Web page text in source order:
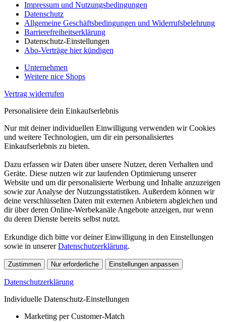
Impressum und Nutzungsbedingungen
Datenschutz
Allgemeine Geschäftsbedingungen und Widerrufsbelehrung
Barrierefreiheitserklärung
Datenschutz-Einstellungen
Abo-Verträge hier kündigen
Unternehmen
Weitere nice Shops
Vertrag widerrufen
Personalisiere dein Einkaufserlebnis
Nur mit deiner individuellen Einwilligung verwenden wir Cookies
und weitere Technologien, um dir ein personalisiertes
Einkaufserlebnis zu bieten.
Dazu erfassen wir Daten über unsere Nutzer, deren Verhalten und
Geräte. Diese nutzen wir zur laufenden Optimierung unserer
Website und um dir personalisierte Werbung und Inhalte anzuzeigen
sowie zur Analyse der Nutzungsstatistiken. Außerdem können wir
deine verschlüsselten Daten mit externen Anbietern abgleichen und
dir über deren Online-Werbekanäle Angebote anzeigen, nur wenn
du deren Dienste bereits selbst nutzt.
Erkundige dich bitte vor deiner Einwilligung in den Einstellungen
sowie in unsererDatenschutzerklärung.
Zustimmen Nur erforderliche Einstellungen anpassen
Datenschutzerklärung
Individuelle Datenschutz-Einstellungen
Marketing per Customer-Match